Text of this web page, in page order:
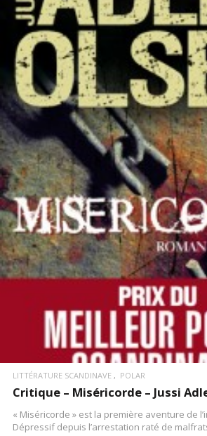
LIRE LA SUITE
LITTÉRATURE SCANDINAVE POLAR
Critique – Miséricorde – Jussi
« Miséricorde » est la première aventure de
Dépressif depuis l’arrestation raté de